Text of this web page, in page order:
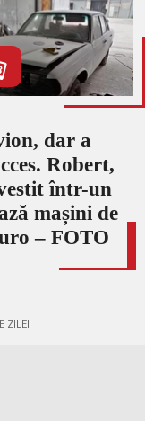
dar a
Robert,
într-un
mașini de
– FOTO
ZILEI